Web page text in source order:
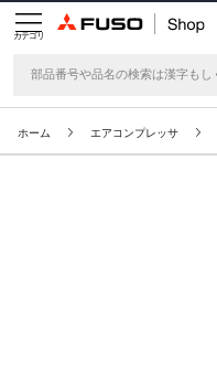
カテゴリ
ホーム エアコンプレッサ